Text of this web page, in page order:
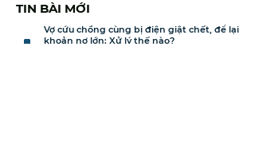
TIN BÀI MỚI
Vợ cứu chồng cùng bị điện giật chết, để lại
khoản nợ lớn: Xử lý thế nào?